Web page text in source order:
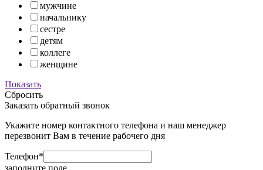
мужчине
начальнику
сестре
детям
коллеге
женщине
Показать
Сбросить
Заказать обратный звонок
Укажите номер контактного телефона и наш менеджер
перезвонит Вам в течение рабочего дня
Телефон*